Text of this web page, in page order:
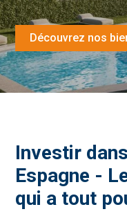
Découvrez nos
Investir
Espagne -
qui a tout